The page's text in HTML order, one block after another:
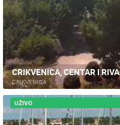
CRIKVENICA, CENTAR I RIVA
CRIKVENICA
UŽIVO